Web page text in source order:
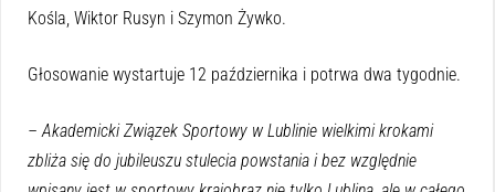
Kośla, Wiktor Rusyn i Szymon Żywko.
Głosowanie wystartuje 12 października i potrwa dwa tygodnie.
– Akademicki Związek Sportowy w Lublinie wielkimi krokami
zbliża się do jubileuszu stulecia powstania i bez względnie